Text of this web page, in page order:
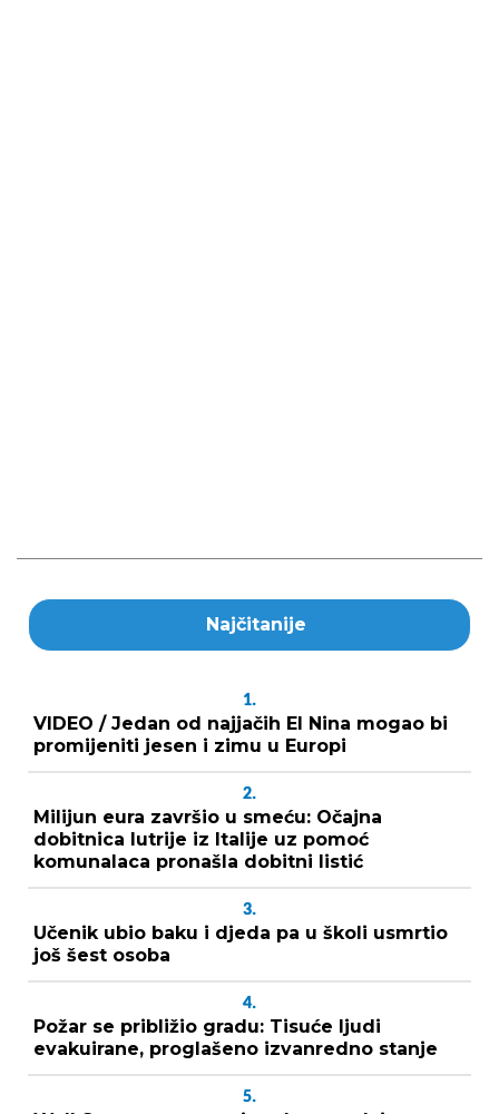
Najčitanije
1.
VIDEO / Jedan od najjačih El Nina mogao bi
promijeniti jesen i zimu u Europi
2.
Milijun eura završio u smeću: Očajna
dobitnica lutrije iz Italije uz pomoć
komunalaca pronašla dobitni listić
3.
Učenik ubio baku i djeda pa u školi usmrtio
još šest osoba
4.
Požar se približio gradu: Tisuće ljudi
evakuirane, proglašeno izvanredno stanje
5.